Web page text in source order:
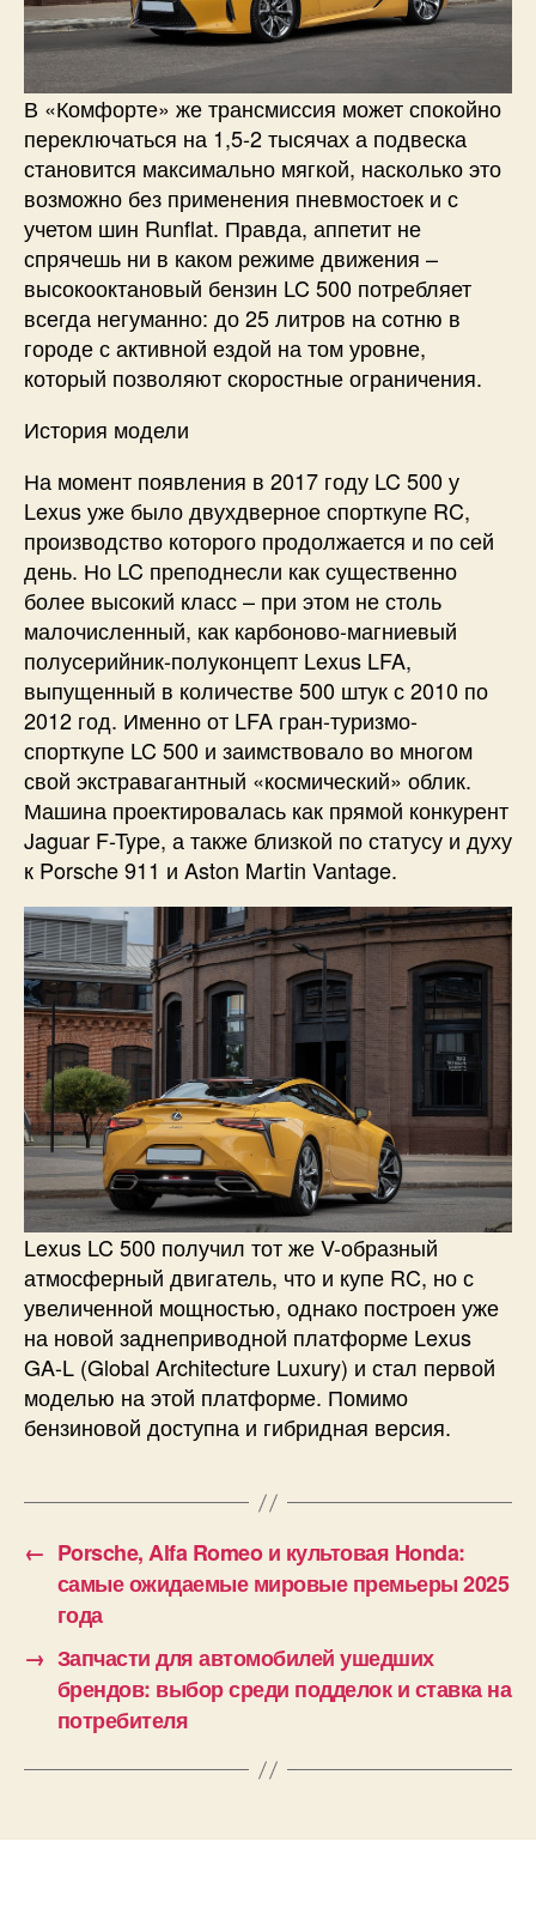
В «Комфорте» же трансмиссия может спокойно
переключаться на 1,5-2 тысячах а подвеска
становится максимально мягкой, насколько это
возможно без применения пневмостоек и с
учетом шин Runflat. Правда, аппетит не
спрячешь ни в каком режиме движения –
высокооктановый бензин LC 500 потребляет
всегда негуманно: до 25 литров на сотню в
городе с активной ездой на том уровне,
который позволяют скоростные ограничения.
История модели
На момент появления в 2017 году LC 500 у
Lexus уже было двухдверное спорткупе RC,
производство которого продолжается и по сей
день. Но LC преподнесли как существенно
более высокий класс – при этом не столь
малочисленный, как карбоново-магниевый
полусерийник-полуконцепт Lexus LFA,
выпущенный в количестве 500 штук с 2010 по
2012 год. Именно от LFA гран-туризмо-
спорткупе LC 500 и заимствовало во многом
свой экстравагантный «космический» облик.
Машина проектировалась как прямой конкурент
Jaguar F-Type, а также близкой по статусу и духу
к Porsche 911 и Aston Martin Vantage.
Lexus LC 500 получил тот же V-образный
атмосферный двигатель, что и купе RC, но с
увеличенной мощностью, однако построен уже
на новой заднеприводной платформе Lexus
GA-L (Global Architecture Luxury) и стал первой
моделью на этой платформе. Помимо
бензиновой доступна и гибридная версия.
← Porsche, Alfa Romeo и культовая Honda:
самые ожидаемые мировые премьеры 2025
года
→ Запчасти для автомобилей ушедших
брендов: выбор среди подделок и ставка на
потребителя